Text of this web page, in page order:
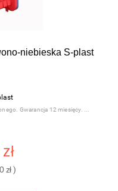
niebieska S-plast
Gwarancja 12 miesięcy.
zł)